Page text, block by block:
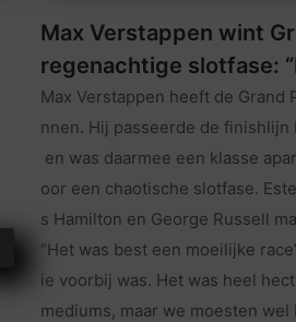
Max Verstappen wint
regenachtige slotfase:
Max Verstappen heeft de
nnen. Hij passeerde de
en was daarmee een klasse
oor een chaotische slotfase.
s Hamilton en George Russell
“Het was best een moeilijke
ie voorbij was. Het was heel
mediums, maar we moesten